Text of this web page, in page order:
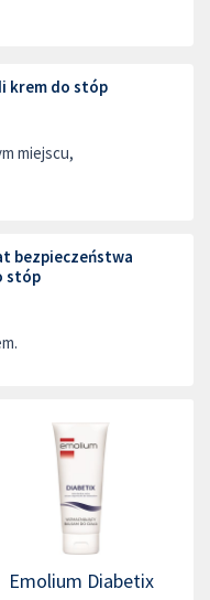
krem do stóp
miejscu,
bezpieczeństwa
stóp
Emolium Diabetix